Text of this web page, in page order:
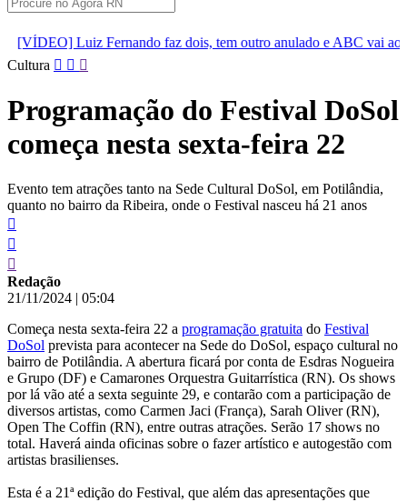
faz dois, tem outro anulado e ABC vai ao intervalo vencendo
Pular
conteúdo
Cultura
Programação do Festival DoSol
começa nesta sexta-feira 22
Evento tem atrações tanto na Sede Cultural DoSol, em Potilândia,
quanto no bairro da Ribeira, onde o Festival nasceu há 21 anos
Redação
21/11/2024 | 05:04
Começa nesta sexta-feira 22 a programação gratuita do Festival
DoSol prevista para acontecer na Sede do DoSol, espaço cultural no
bairro de Potilândia. A abertura ficará por conta de Esdras Nogueira
e Grupo (DF) e Camarones Orquestra Guitarrística (RN). Os shows
por lá vão até a sexta seguinte 29, e contarão com a participação de
diversos artistas, como Carmen Jaci (França), Sarah Oliver (RN),
Open The Coffin (RN), entre outras atrações. Serão 17 shows no
total. Haverá ainda oficinas sobre o fazer artístico e autogestão com
artistas brasilienses.
Esta é a 21ª edição do Festival, que além das apresentações que